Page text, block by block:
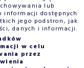
lub
informacji dostępnych
jego podstron, jak
danych i informacji.
w celu
przez